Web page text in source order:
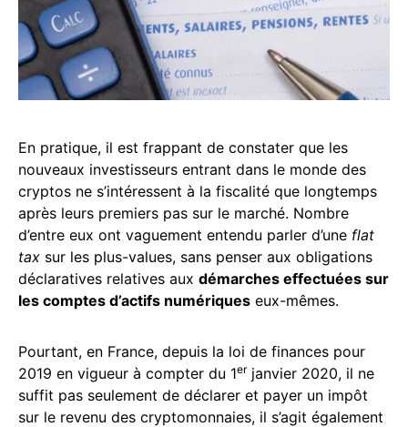
En pratique, il est frappant de constater que les
nouveaux investisseurs entrant dans le monde des
cryptos ne s’intéressent à la fiscalité que longtemps
après leurs premiers pas sur le marché. Nombre
d’entre eux ont vaguement entendu parler d’une flat
tax sur les plus-values, sans penser aux obligations
déclaratives relatives aux démarches effectuées sur
les comptes d’actifs numériques eux-mêmes.
Pourtant, en France, depuis la loi de finances pour
2019 en vigueur à compter du 1erjanvier 2020, il ne
suffit pas seulement de déclarer et payer un impôt
sur le revenu des cryptomonnaies, il s’agit également